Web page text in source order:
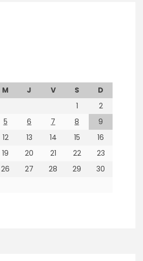
M J V S
D
1
2
5 6 7 8
9
12 13 14 15
16
19 20 21 22
23
26 27 28 29
30